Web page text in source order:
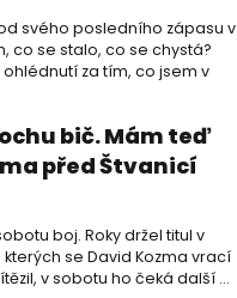
svého posledního zápasu v
co se stalo, co se chystá?
za tím, co jsem v
bič. Mám teď
před Štvanicí
boj. Roky držel titul v
se David Kozma vrací
v sobotu ho čeká další ...